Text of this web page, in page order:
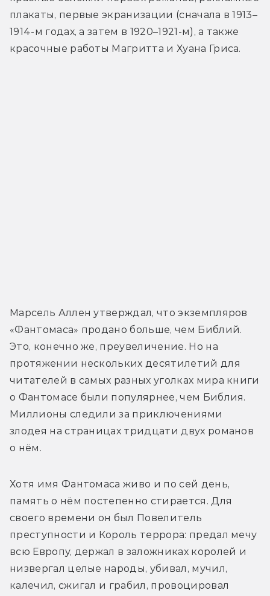
плакаты, первые экранизации (сначала в 1913–
1914-м годах, а затем в 1920–1921-м), а также
красочные работы Магритта и Хуана Гриса.
Марсель Аллен утверждал, что экземпляров
«Фантомаса» продано больше, чем Библий.
Это, конечно же, преувеличение. Но на
протяжении нескольких десятилетий для
читателей в самых разных уголках мира книги
о Фантомасе были популярнее, чем Библия.
Миллионы следили за приключениями
злодея на страницах тридцати двух романов
о нём.
Хотя имя Фантомаса живо и по сей день,
память о нём постепенно стирается. Для
своего времени он был Повелитель
преступности и Король террора: предал мечу
всю Европу, держал в заложниках королей и
низвергал целые народы, убивал, мучил,
калечил, сжигал и грабил, провоцировал